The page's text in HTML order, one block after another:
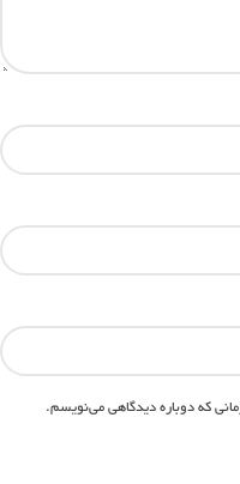
که دوباره دیدگاهی می‌نویسم.